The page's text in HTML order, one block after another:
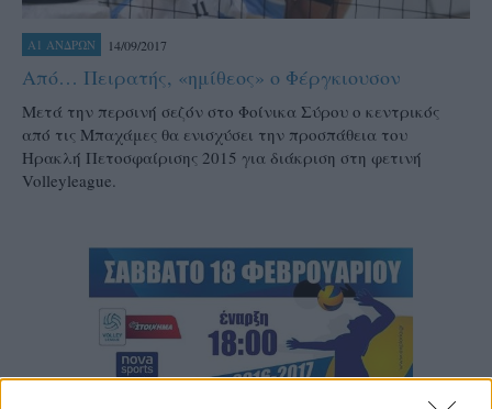
Α1 ΑΝΔΡΩΝ 14/09/2017
Από… Πειρατής, «ημίθεος» ο Φέργκιουσον
Μετά την περσινή σεζόν στο Φοίνικα Σύρου ο κεντρικός
από τις Μπαχάμες θα ενισχύσει την προσπάθεια του
Ηρακλή Πετοσφαίρισης 2015 για διάκριση στη φετινή
Volleyleague.